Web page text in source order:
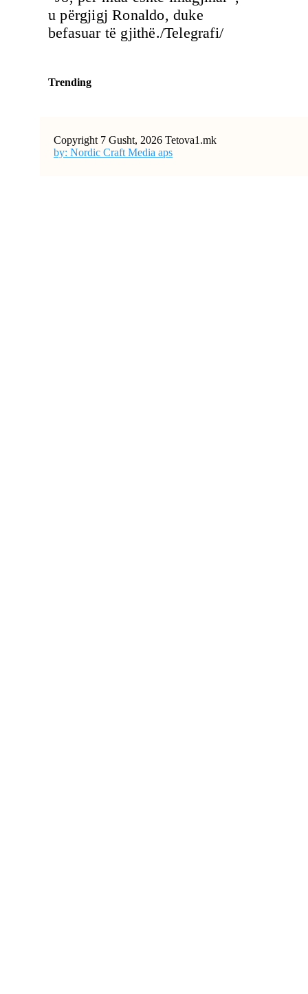
u përgjigj Ronaldo, duke
befasuar të gjithë./Telegrafi/
Trending
Copyright 7 Gusht, 2026 Tetova1.mk
by: Nordic Craft Media aps